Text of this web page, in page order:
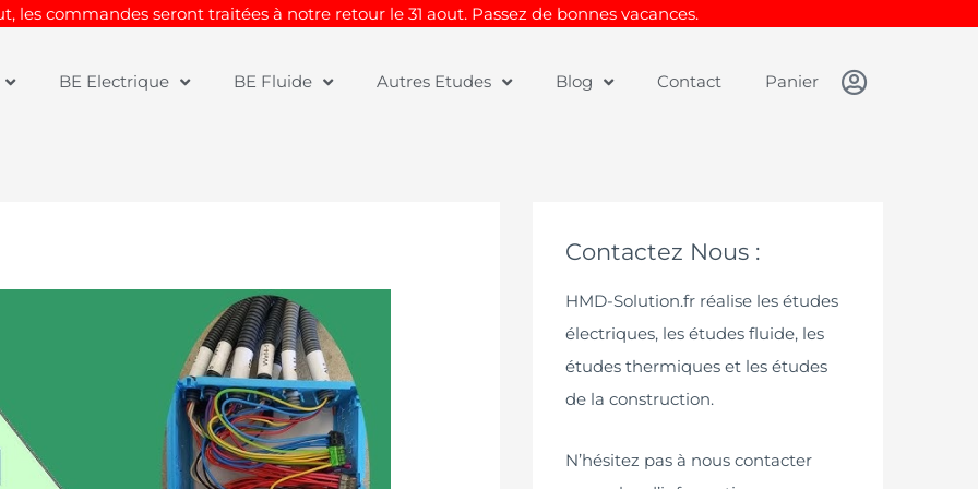
les commandes seront traitées à notre retour le 31 aout. Passez de bonnes vacances.
BE Electrique BE Fluide Autres Etudes Blog Contact Panier
Contactez Nous :
HMD-Solution.fr réalise les études
électriques, les études fluide, les
études thermiques et les études
de la construction.
N’hésitez pas à nous contacter